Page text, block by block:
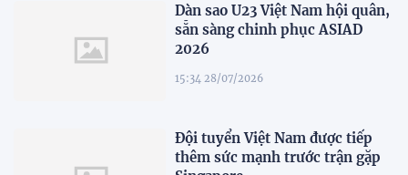
Dàn sao U23 Việt Nam hội quân,
sẵn sàng chinh phục ASIAD
2026
15:34 28/07/2026
Đội tuyển Việt Nam được tiếp
thêm sức mạnh trước trận gặp